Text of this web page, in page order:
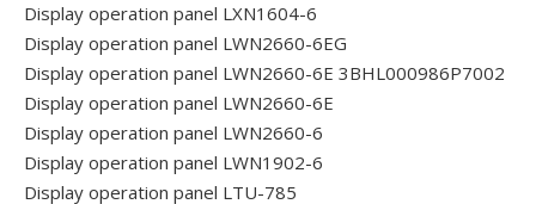
Display operation panel LXN1604-6
Display operation panel LWN2660-6EG
Display operation panel LWN2660-6E 3BHL000986P7002
Display operation panel LWN2660-6E
Display operation panel LWN2660-6
Display operation panel LWN1902-6
Display operation panel LTU-785